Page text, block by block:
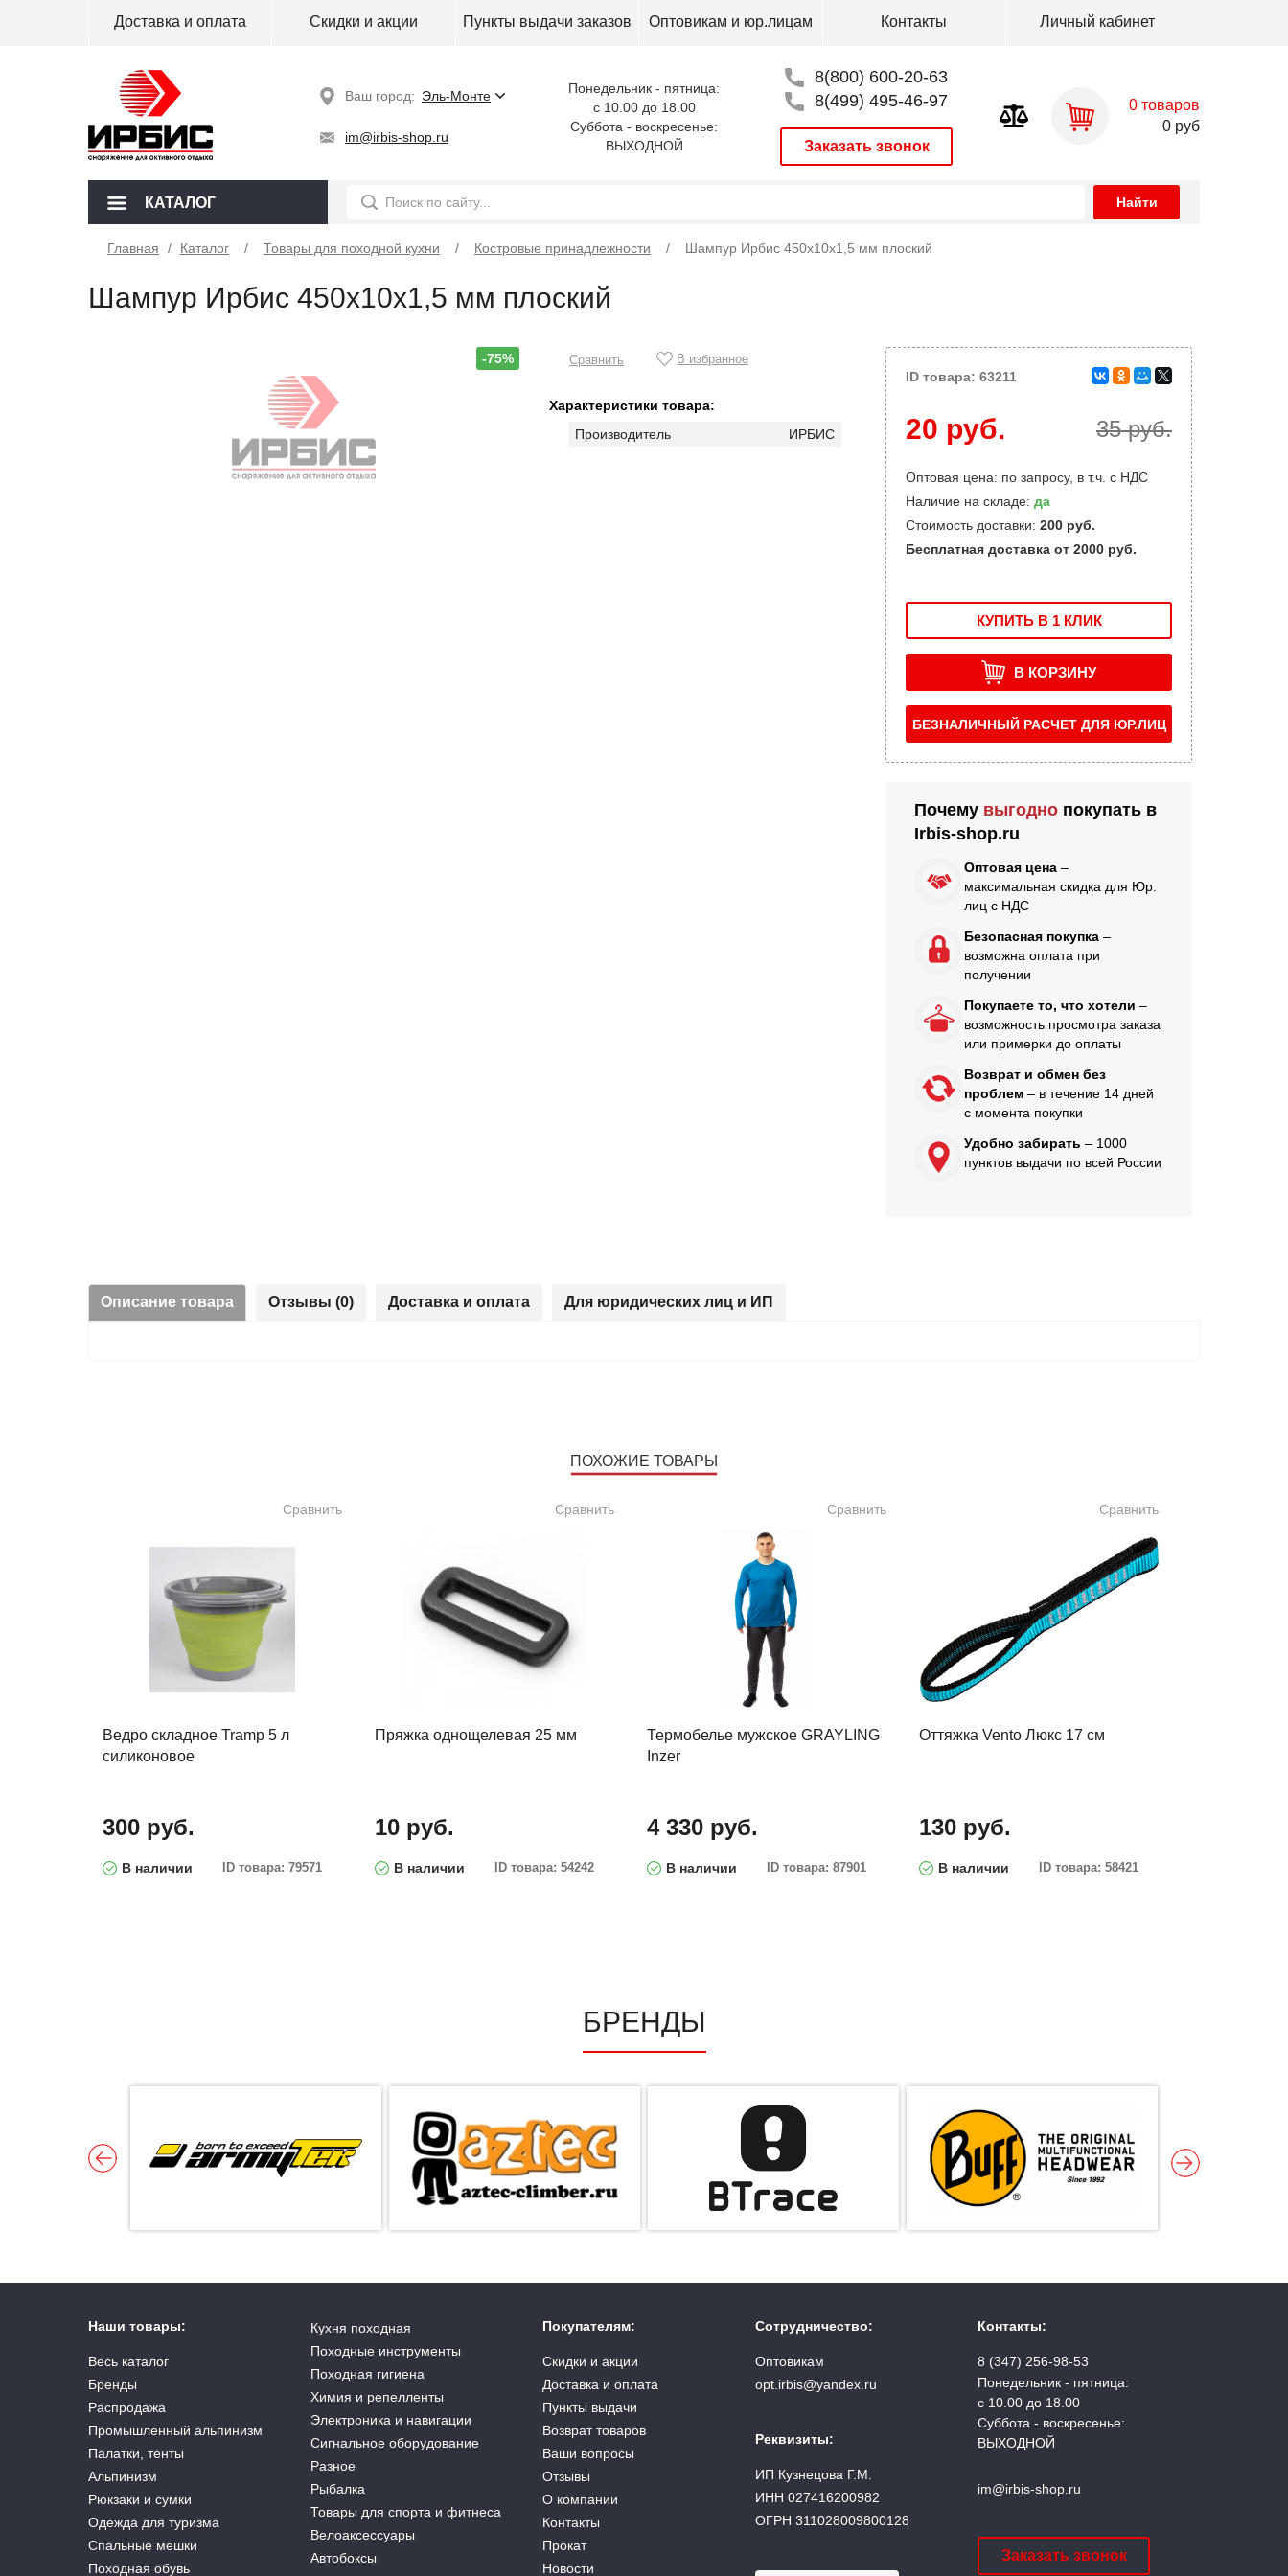
Доставка и оплата Скидки и акции Пункты выдачи заказов Оптовикам и юр.лицам Контакты Личный кабинет
Ваш город: Эль-Монте
im@irbis-shop.ru
Понедельник - пятница:
с 10.00 до 18.00
Суббота - воскресенье:
ВЫХОДНОЙ
8(800) 600-20-63
8(499) 495-46-97
Заказать звонок
0 товаров
0 руб
КАТАЛОГ
Главная / Каталог Товары для походной кухни Костровые принадлежности Шампур Ирбис 450х10х1,5 мм плоский
Шампур Ирбис 450х10х1,5 мм плоский
-75% Сравнить В избранное
Характеристики товара:
Производитель
ИРБИС
ID товара: 63211
20 руб. 35 руб.
Оптовая цена: по запросу, в т.ч. с НДС
Наличие на складе: да
Стоимость доставки: 200 руб.
Бесплатная доставка от 2000 руб.
КУПИТЬ В 1 КЛИК
В КОРЗИНУ
БЕЗНАЛИЧНЫЙ РАСЧЕТ ДЛЯ ЮР.ЛИЦ
Почему выгодно покупать в
Irbis-shop.ru
Оптовая цена –
максимальная скидка для Юр.
лиц с НДС
Безопасная покупка –
возможна оплата при
получении
Покупаете то, что хотели –
возможность просмотра заказа
или примерки до оплаты
Возврат и обмен без
проблем – в течение 14 дней
с момента покупки
Удобно забирать – 1000
пунктов выдачи по всей России
Описание товара Отзывы (0) Доставка и оплата Для юридических лиц и ИП
ПОХОЖИЕ ТОВАРЫ
Сравнить
Ведро складное Tramp 5 л
силиконовое
300 руб.
В наличии ID товара: 79571
Сравнить
Пряжка однощелевая 25 мм
10 руб.
В наличии ID товара: 54242
Сравнить
Термобелье мужское GRAYLING
Inzer
4 330 руб.
В наличии ID товара: 87901
Сравнить
Оттяжка Vento Люкс 17 см
130 руб.
В наличии ID товара: 58421
БРЕНДЫ
Наши товары:
Весь каталог
Бренды
Распродажа
Промышленный альпинизм
Палатки, тенты
Альпинизм
Рюкзаки и сумки
Одежда для туризма
Спальные мешки
Походная обувь
Кухня походная
Походные инструменты
Походная гигиена
Химия и репелленты
Электроника и навигации
Сигнальное оборудование
Разное
Рыбалка
Товары для спорта и фитнеса
Велоаксессуары
Автобоксы
Покупателям:
Скидки и акции
Доставка и оплата
Пункты выдачи
Возврат товаров
Ваши вопросы
Отзывы
О компании
Контакты
Прокат
Новости
Сотрудничество:
Оптовикам
opt.irbis@yandex.ru
Реквизиты:
ИП Кузнецова Г.М.
ИНН 027416200982
ОГРН 311028009800128
Контакты:
8 (347) 256-98-53
Понедельник - пятница:
с 10.00 до 18.00
Суббота - воскресенье:
ВЫХОДНОЙ
im@irbis-shop.ru
Заказать звонок